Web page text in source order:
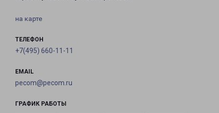
на карте
ТЕЛЕФОН
+7(495) 660-11-11
EMAIL
pecom@pecom.ru
ГРАФИК РАБОТЫ